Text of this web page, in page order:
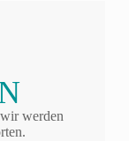
werden